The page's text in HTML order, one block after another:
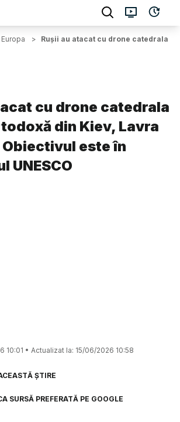
Europa > Rușii au atacat cu drone catedrala
cu drone catedrala
din Kiev, Lavra
este în
UNESCO
10:01 • Actualizat la: 15/06/2026 10:58
ȘTIRE
SURSĂ PREFERATĂ PE GOOGLE